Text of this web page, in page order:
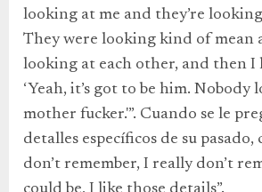
looking at me and they’re
They were looking kind of mean
looking at each other, and then I
‘Yeah, it’s got to be him. Nobody
mother fucker.'”. Cuando se le
detalles específicos de su pasado,
don’t remember, I really don’t